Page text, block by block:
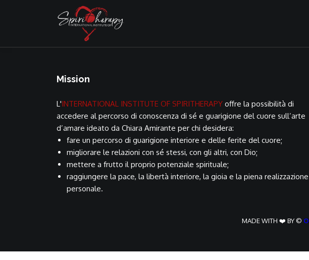
Mission
L'INTERNATIONAL INSTITUTE OF SPIRITHERAPY offre la possibilità di
accedere al percorso di conoscenza di sé e guarigione del cuore sull’arte
d’amare ideato da Chiara Amirante per chi desidera:
fare un percorso di guarigione interiore e delle ferite del cuore;
migliorare le relazioni con sé stessi, con gli altri, con Dio;
mettere a frutto il proprio potenziale spirituale;
raggiungere la pace, la libertà interiore, la gioia e la piena realizzazione
personale.
MADE WITH ❤️ BY © O